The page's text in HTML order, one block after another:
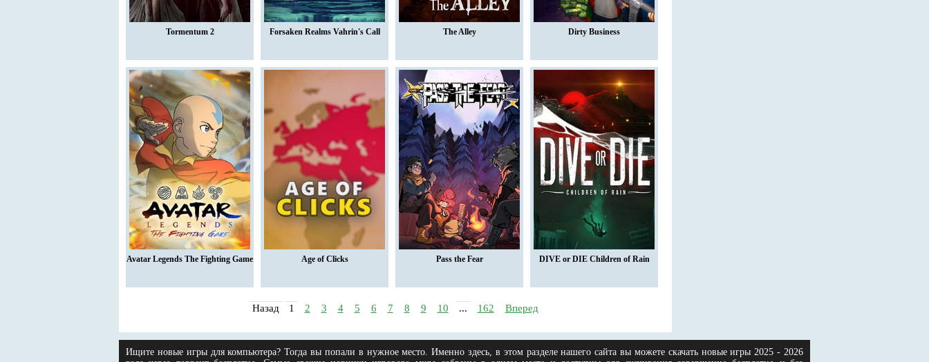
Tormentum 2 Forsaken Realms Vahrin's Call The Alley Dirty Business
Avatar Legends The Fighting Game Age of Clicks Pass the Fear DIVE or DIE Children of Rain
Назад 1 2 3 4 5 6 7 8 9 10 ... 162 Вперед
Ищите новые игры для компьютера? Тогда вы попали в нужное место. Именно здесь, в этом разделе нашего сайта вы можете скачать новые игры 2025 - 2026